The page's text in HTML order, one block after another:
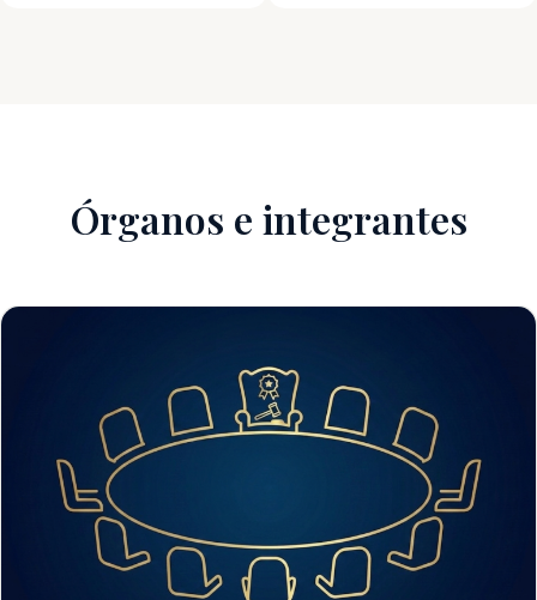
Órganos e integrantes